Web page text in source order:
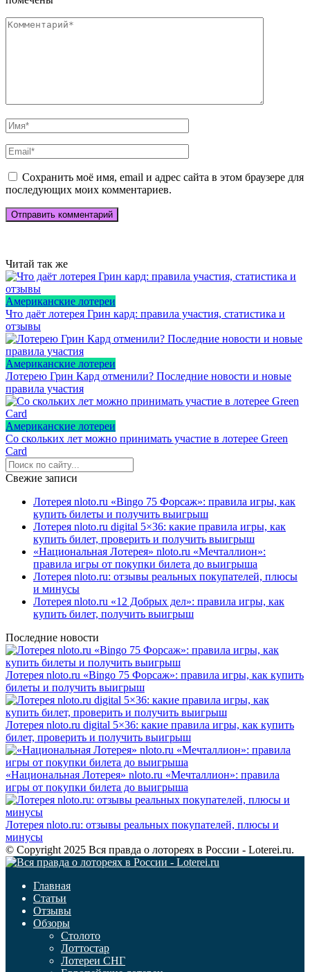
Сохранить моё имя, email и адрес сайта в этом браузере для
последующих моих комментариев.
Читай так же
Американские лотереи
Что даёт лотерея Грин кард: правила участия, статистика и
отзывы
Американские лотереи
Лотерею Грин Кард отменили? Последние новости и новые
правила участия
Американские лотереи
Со скольких лет можно принимать участие в лотерее Green
Card
Свежие записи
Лотерея nloto.ru «Bingo 75 Форсаж»: правила игры, как
купить билеты и получить выигрыш
Лотерея nloto.ru digital 5×36: какие правила игры, как
купить билет, проверить и получить выигрыш
«Национальная Лотерея» nloto.ru «Мечталлион»:
правила игры от покупки билета до выигрыша
Лотерея nloto.ru: отзывы реальных покупателей, плюсы
и минусы
Лотерея nloto.ru «12 Добрых дел»: правила игры, как
купить билет, получить выигрыш
Последние новости
Лотерея nloto.ru «Bingo 75 Форсаж»: правила игры, как купить
билеты и получить выигрыш
Лотерея nloto.ru digital 5×36: какие правила игры, как купить
билет, проверить и получить выигрыш
«Национальная Лотерея» nloto.ru «Мечталлион»: правила
игры от покупки билета до выигрыша
Лотерея nloto.ru: отзывы реальных покупателей, плюсы и
минусы
© Copyright 2025 Вся правда о лотореях в России - Loterei.ru.
Главная
Статьи
Отзывы
Обзоры
Столото
Лоттостар
Лотереи СНГ